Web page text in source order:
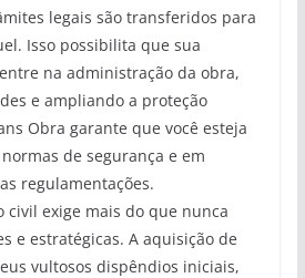
legais são transferidos para
Isso possibilita que sua
na administração da obra,
e ampliando a proteção
Obra garante que você esteja
de segurança e em
regulamentações.
civil exige mais do que nunca
e estratégicas. A aquisição de
vultosos dispêndios iniciais,